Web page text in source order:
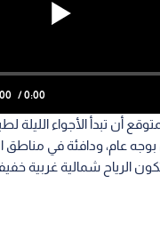
/ 0:00
أن تبدأ الأجواء الليلة
عام، ودافئة في مناطق
الرياح شمالية غربية